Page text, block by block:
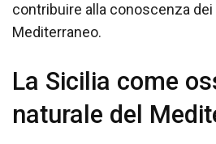
contribuire alla conoscenza dei
Mediterraneo.
La Sicilia come
naturale del